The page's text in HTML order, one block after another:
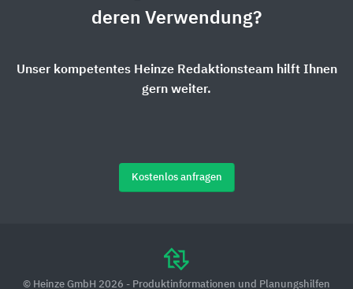
deren Verwendung?
Unser kompetentes Heinze Redaktionsteam hilft Ihnen
gern weiter.
Kostenlos anfragen
© Heinze GmbH 2026 - Produktinformationen und Planungshilfen